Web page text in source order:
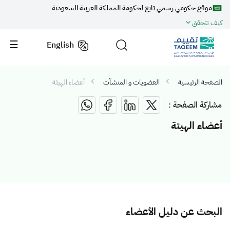
موقع حكومي رسمي تابع لحكومة المملكة العربية السعودية
كيف تتحقق
English
الصفحة الرئيسية العضويات و المنشآت أعضاء الهيئة
مشاركة الصفحة :
أعضاء الهيئة
البحث عن دليل الأعضاء